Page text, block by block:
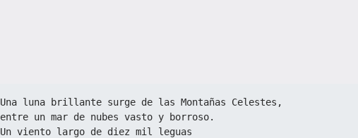
Una luna brillante surge de las Montañas Celestes,
entre un mar de nubes vasto y borroso.
Un viento largo de diez mil leguas